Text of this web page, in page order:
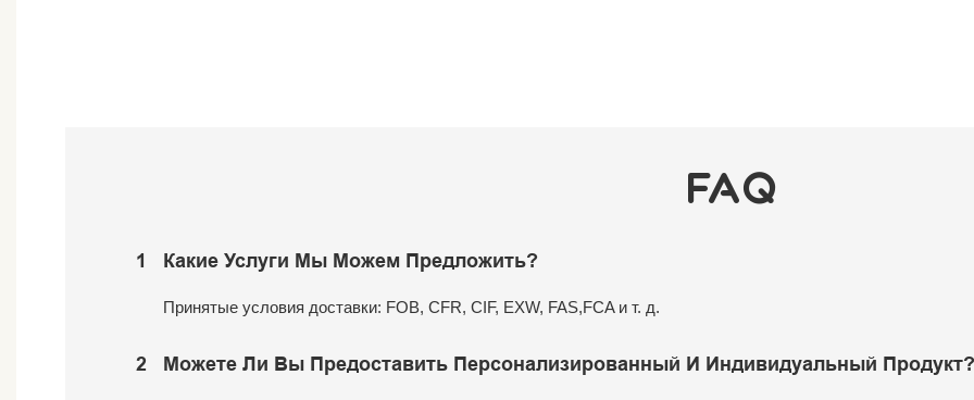
FAQ
1 Какие Услуги Мы Можем Предложить?
Принятые условия доставки: FOB, CFR, CIF, EXW, FAS,FCA и т. д.
2 Можете Ли Вы Предоставить Персонализированный И Индивидуальный Продукт?